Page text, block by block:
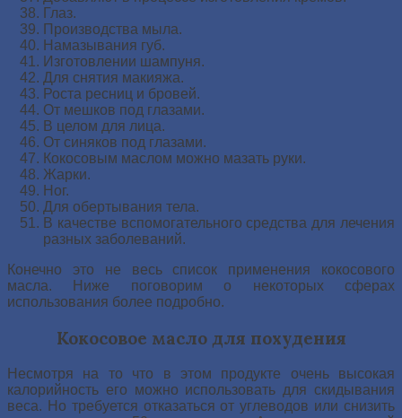
Глаз.
Производства мыла.
Намазывания губ.
Изготовлении шампуня.
Для снятия макияжа.
Роста ресниц и бровей.
От мешков под глазами.
В целом для лица.
От синяков под глазами.
Кокосовым маслом можно мазать руки.
Жарки.
Ног.
Для обертывания тела.
В качестве вспомогательного средства для лечения
разных заболеваний.
Конечно это не весь список применения кокосового
масла. Ниже поговорим о некоторых сферах
использования более подробно.
Кокосовое масло для похудения
Несмотря на то что в этом продукте очень высокая
калорийность его можно использовать для скидывания
веса. Но требуется отказаться от углеводов или снизить